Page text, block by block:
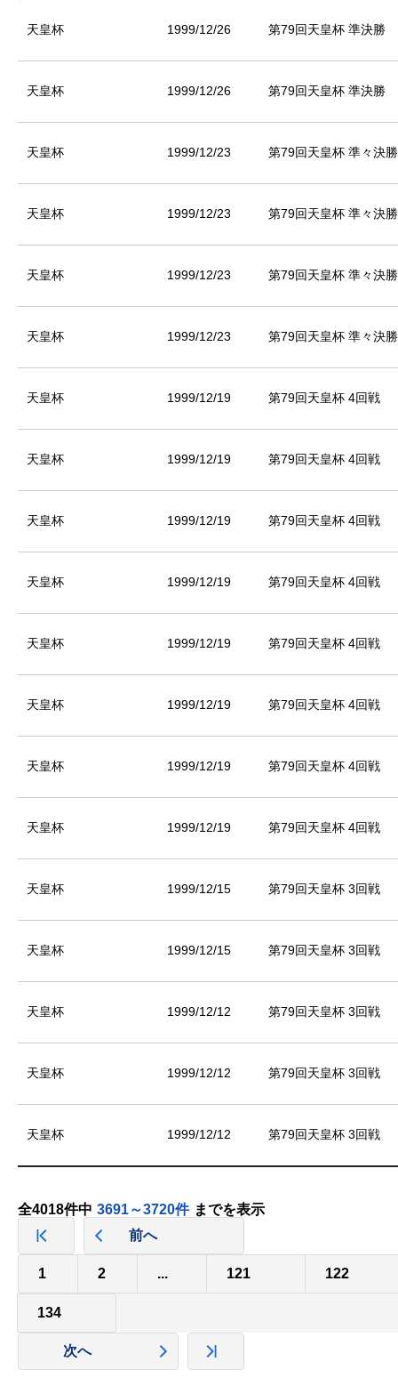
天皇杯 1999/12/26 第79回天皇杯 準決勝
天皇杯 1999/12/26 第79回天皇杯 準決勝
天皇杯 1999/12/23 第79回天皇杯 準々決勝
天皇杯 1999/12/23 第79回天皇杯 準々決勝
天皇杯 1999/12/23 第79回天皇杯 準々決勝
天皇杯 1999/12/23 第79回天皇杯 準々決勝
天皇杯 1999/12/19 第79回天皇杯 4回戦
天皇杯 1999/12/19 第79回天皇杯 4回戦
天皇杯 1999/12/19 第79回天皇杯 4回戦
天皇杯 1999/12/19 第79回天皇杯 4回戦
天皇杯 1999/12/19 第79回天皇杯 4回戦
天皇杯 1999/12/19 第79回天皇杯 4回戦
天皇杯 1999/12/19 第79回天皇杯 4回戦
天皇杯 1999/12/19 第79回天皇杯 4回戦
天皇杯 1999/12/15 第79回天皇杯 3回戦
天皇杯 1999/12/15 第79回天皇杯 3回戦
天皇杯 1999/12/12 第79回天皇杯 3回戦
天皇杯 1999/12/12 第79回天皇杯 3回戦
天皇杯 1999/12/12 第79回天皇杯 3回戦
全4018件中 3691～3720件 までを表示
前へ
1 2 ... 121 122
134
次へ